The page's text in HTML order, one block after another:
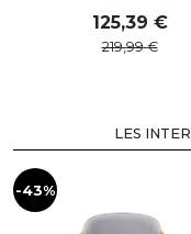
125,39
219,99
LES
-43%